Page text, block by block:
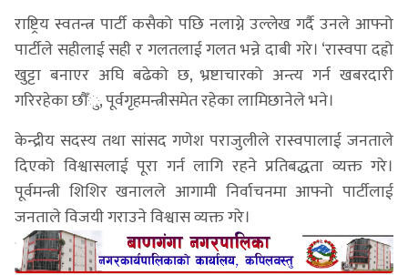
राष्ट्रिय स्वतन्त्र पार्टी कसैको पछि नलाग्ने उल्लेख गर्दै उनले आफ्नो
पार्टीले सहीलाई सही र गलतलाई गलत भन्ने दाबी गरे। ‘रास्वपा दह्रो
खुट्टा बनाएर अघि बढेको छ, भ्रष्टाचारको अन्त्य गर्न खबरदारी
गरिरहेका छौँु, पूर्वगृहमन्त्रीसमेत रहेका लामिछानेले भने।
केन्द्रीय सदस्य तथा सांसद गणेश पराजुलीले रास्वपालाई जनताले
दिएको विश्वासलाई पूरा गर्न लागि रहने प्रतिबद्धता व्यक्त गरे।
पूर्वमन्त्री शिशिर खनालले आगामी निर्वाचनमा आफ्नो पार्टीलाई
जनताले विजयी गराउने विश्वास व्यक्त गरे।